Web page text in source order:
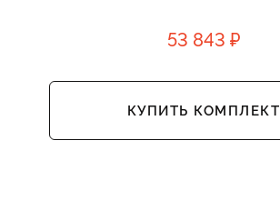
53 843 ₽
КУПИТЬ КОМПЛЕКТ